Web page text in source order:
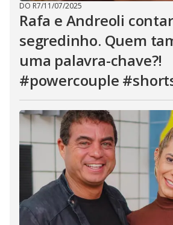
DO R7/11/07/2025
Rafa e Andreoli
segredinho. Quem
uma palavra-chave?!
#powercouple